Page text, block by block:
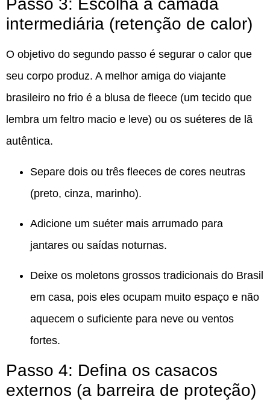
Passo 3: Escolha a camada
intermediária (retenção de calor)
O objetivo do segundo passo é segurar o calor que
seu corpo produz. A melhor amiga do viajante
brasileiro no frio é a blusa de fleece (um tecido que
lembra um feltro macio e leve) ou os suéteres de lã
autêntica.
Separe dois ou três fleeces de cores neutras
(preto, cinza, marinho).
Adicione um suéter mais arrumado para
jantares ou saídas noturnas.
Deixe os moletons grossos tradicionais do Brasil
em casa, pois eles ocupam muito espaço e não
aquecem o suficiente para neve ou ventos
fortes.
Passo 4: Defina os casacos
externos (a barreira de proteção)